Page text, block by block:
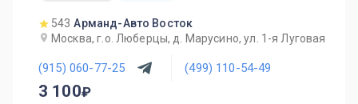
543 Арманд-Авто Восток
Москва, г.о. Люберцы, д. Марусино, ул. 1-я Луговая
(915) 060-77-25 (499) 110-54-49
3 100